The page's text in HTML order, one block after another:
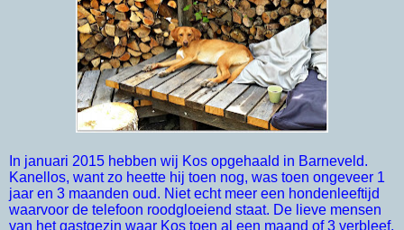
In januari 2015 hebben wij Kos opgehaald in Barneveld.
Kanellos, want zo heette hij toen nog, was toen ongeveer 1
jaar en 3 maanden oud. Niet echt meer een hondenleeftijd
waarvoor de telefoon roodgloeiend staat. De lieve mensen
van het gastgezin waar Kos toen al een maand of 3 verbleef,